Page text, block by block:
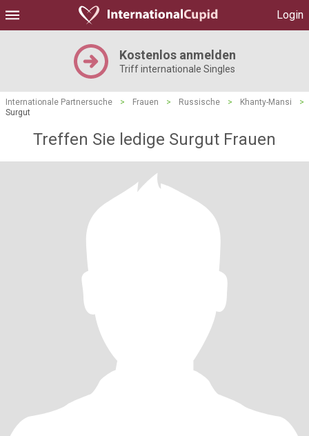
Login
Kostenlos anmelden
Triff internationale Singles
Internationale Partnersuche > Frauen > Russische > Khanty-Mansi
>
Surgut
Treffen Sie ledige Surgut Frauen